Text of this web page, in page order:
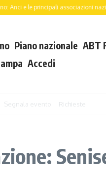
Anci e le principali associazioni
Piano nazionale ABT
Accedi
Segnala evento Richieste